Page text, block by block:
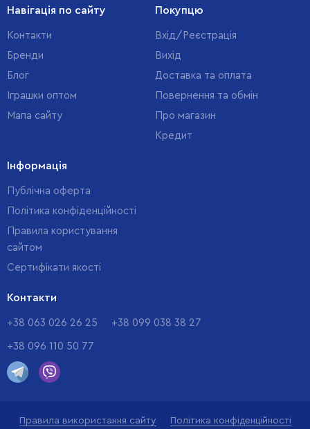
Навігація по сайту
Контакти
Бренди
Блог
Іграшки оптом
Мапа сайту
Покупцю
Вхід/Реєстрація
Вихід
Доставка та оплата
Повернення та обмін
Про магазин
Кредит
Інформація
Публічна оферта
Політика конфіденційності
Правила користування
сайтом
Cертифікати якості
Контакти
+38 063 026 26 25 +38 099 038 38 27
+38 096 110 50 77
Правила використання сайту Політика конфіденційності